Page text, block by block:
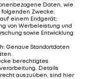
Daten, wie
folgenden Zwecke:
einem Endgerät;
von Werbeleistung und
sowie Entwicklung
: Genaue Standortdaten
berechtigtes
Details
auszuüben, sind hier